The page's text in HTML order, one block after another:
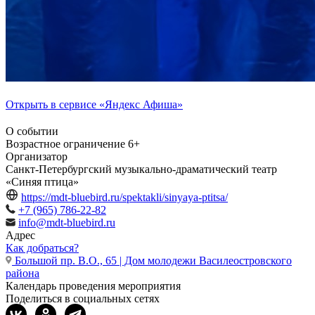
Открыть в сервисе «Яндекс Афиша»
О событии
Возрастное ограничение 6+
Организатор
Санкт-Петербургский музыкально-драматический театр
«Синяя птица»
https://mdt-bluebird.ru/spektakli/sinyaya-ptitsa/
+7 (965) 786-22-82
info@mdt-bluebird.ru
Адрес
Как добраться?
Большой пр. В.О., 65 | Дом молодежи Василеостровского
района
Календарь проведения мероприятия
Поделиться в социальных сетях